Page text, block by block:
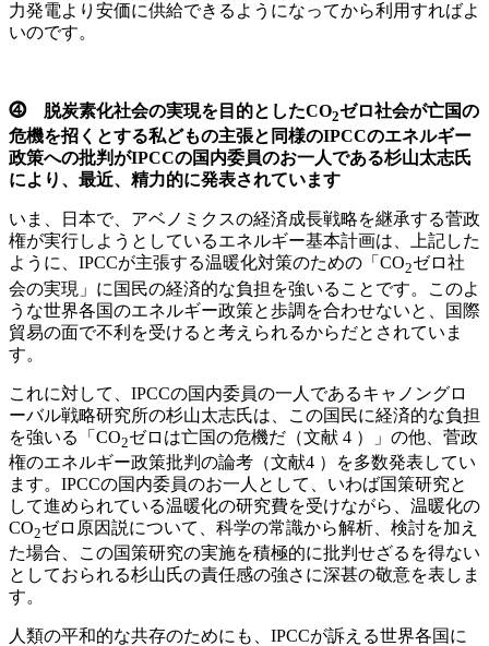
力発電より安価に供給できるようになってから利用すればよ
いのです。
⓸ 脱炭素化社会の実現を目的としたCO2ゼロ社会が亡国の
危機を招くとする私どもの主張と同様のIPCCのエネルギー
政策への批判がIPCCの国内委員のお一人である杉山太志氏
により、最近、精力的に発表されています
いま、日本で、アベノミクスの経済成長戦略を継承する菅政
権が実行しようとしているエネルギー基本計画は、上記した
ように、IPCCが主張する温暖化対策のための「CO2ゼロ社
会の実現」に国民の経済的な負担を強いることです。このよ
うな世界各国のエネルギー政策と歩調を合わせないと、国際
貿易の面で不利を受けると考えられるからだとされていま
す。
これに対して、IPCCの国内委員の一人であるキャノングロ
ーバル戦略研究所の杉山太志氏は、この国民に経済的な負担
を強いる「CO2ゼロは亡国の危機だ（文献 4 ）」の他、菅政
権のエネルギー政策批判の論考（文献4 ）を多数発表してい
ます。IPCCの国内委員のお一人として、いわば国策研究と
して進められている温暖化の研究費を受けながら、温暖化の
CO2ゼロ原因説について、科学の常識から解析、検討を加え
た場合、この国策研究の実施を積極的に批判せざるを得ない
としておられる杉山氏の責任感の強さに深甚の敬意を表しま
す。
人類の平和的な共存のためにも、IPCCが訴える世界各国に